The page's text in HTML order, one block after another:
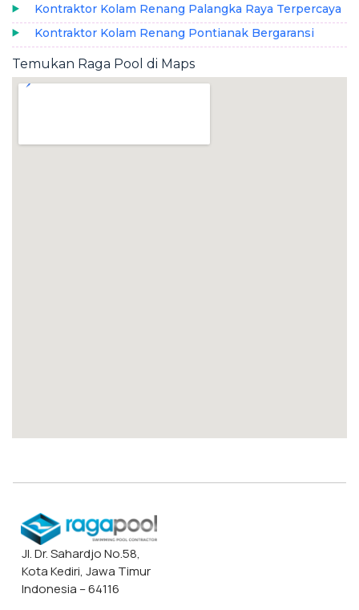
Kontraktor Kolam Renang Palangka Raya Terpercaya
Kontraktor Kolam Renang Pontianak Bergaransi
Temukan Raga Pool di Maps
Jl. Dr. Sahardjo No.58,
Kota Kediri, Jawa Timur
Indonesia – 64116